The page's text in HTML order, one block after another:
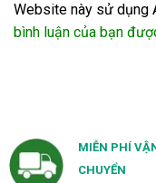
Website này sử dụng
bình luận của bạn
MIỄN PHÍ
CHUYỂN